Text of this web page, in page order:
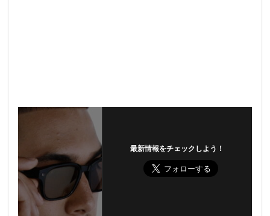
最新情報をチェックしよう！